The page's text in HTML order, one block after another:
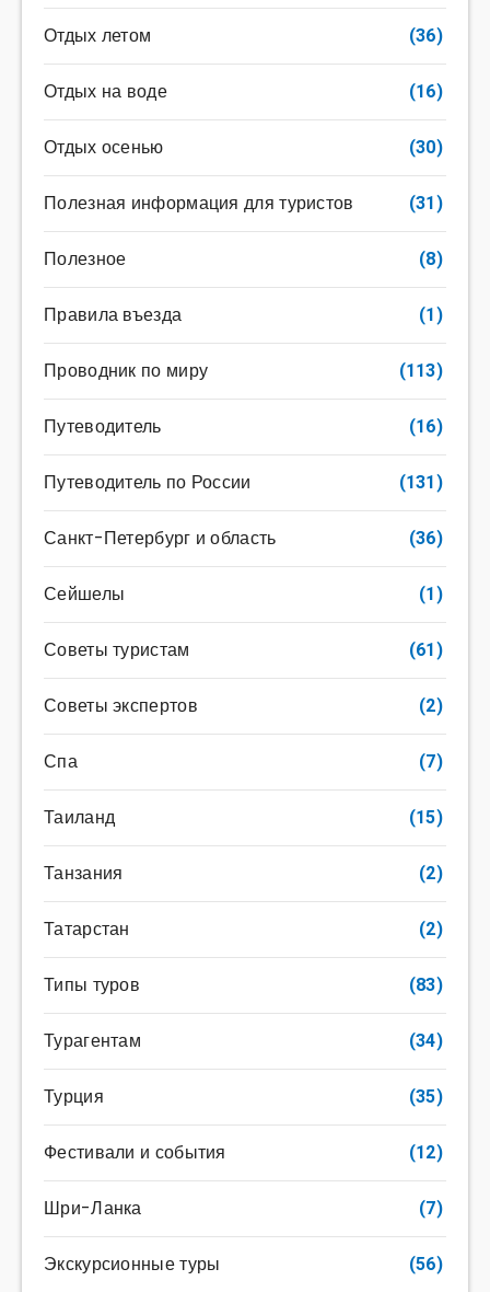
Отдых летом (36)
Отдых на воде (16)
Отдых осенью (30)
Полезная информация для туристов (31)
Полезное (8)
Правила въезда (1)
Проводник по миру (113)
Путеводитель (16)
Путеводитель по России (131)
Санкт-Петербург и область (36)
Сейшелы (1)
Советы туристам (61)
Советы экспертов (2)
Спа (7)
Таиланд (15)
Танзания (2)
Татарстан (2)
Типы туров (83)
Турагентам (34)
Турция (35)
Фестивали и события (12)
Шри-Ланка (7)
Экскурсионные туры (56)